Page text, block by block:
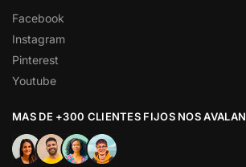
Facebook
Instagram
Pinterest
Youtube
MAS DE +300 CLIENTES FIJOS NOS AVALAN